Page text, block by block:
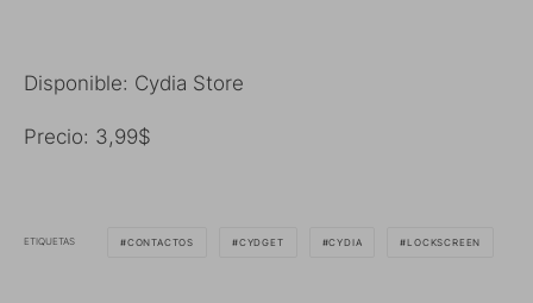
Disponible: Cydia Store
Precio: 3,99$
ETIQUETAS CONTACTOS CYDGET CYDIA LOCKSCREEN